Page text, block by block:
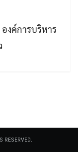
งค์การบริหาร